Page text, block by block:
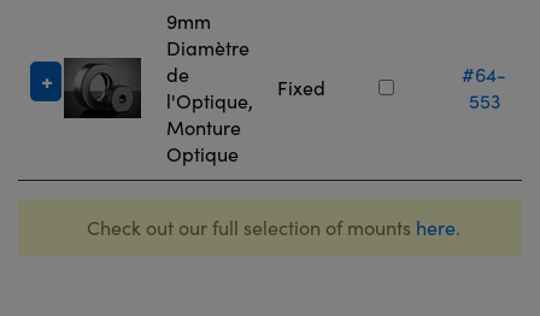
9mm
Diamètre
de
l'Optique,
Monture
Optique
Fixed
#64-
553
Check out our full selection of mounts here.